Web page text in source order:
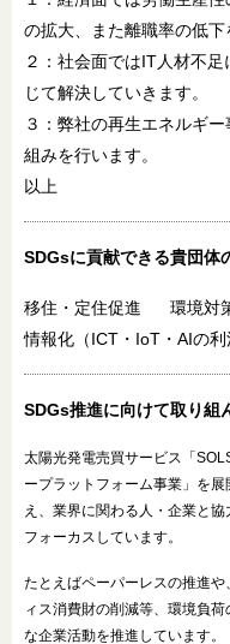
の拡大、また離職率の低下
２：社会面ではIT人材不
じて解決していきます。
３：弊社の再生エネルギ
組みを行います。
以上
SDGsに貢献できる貴団体
移住・定住促進
環境対
情報化（ICT・IoT・AIの利
SDGs推進に向けて取り組
太陽光発電売買サービス「
ープラットフォーム事業」を
え、業界に関わる人・企業と
フォーカスしています。
たとえばペーパーレスの推進
ィス消費財の削減等、環境負
な企業活動を推進しています。